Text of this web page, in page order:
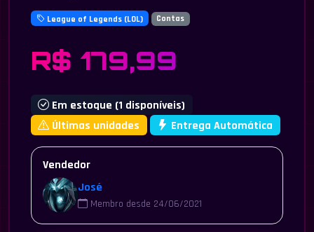
League of Legends (LOL) Contas
R$ 179,99
Em estoque (1 disponíveis)
Últimas unidades
Entrega Automática
Vendedor
José
Membro desde 24/06/2021